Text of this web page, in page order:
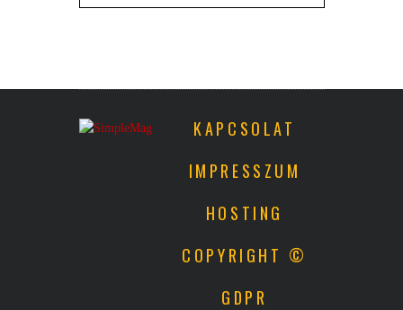
KAPCSOLAT
IMPRESSZUM
HOSTING
COPYRIGHT ©
GDPR